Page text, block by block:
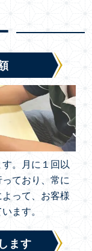
。月に１回以
ており、常に
って、お客様
ます。
ます